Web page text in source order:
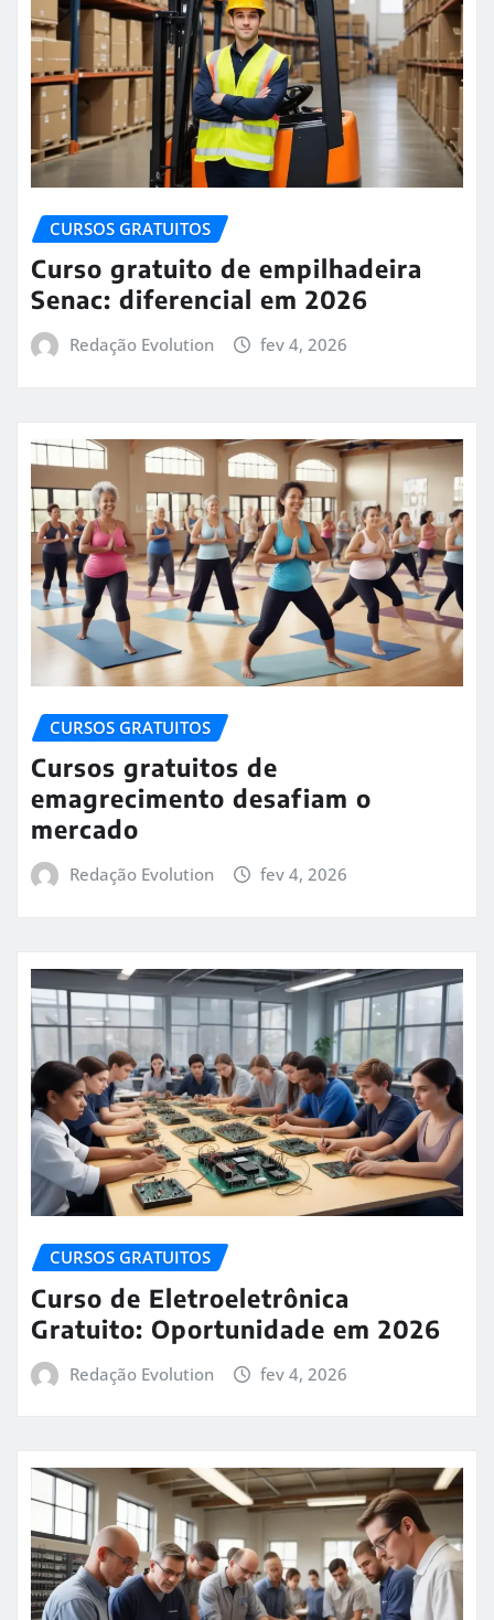
CURSOS GRATUITOS
Curso gratuito de empilhadeira
Senac: diferencial em 2026
Redação Evolution fev 4, 2026
CURSOS GRATUITOS
Cursos gratuitos de
emagrecimento desafiam o
mercado
Redação Evolution fev 4, 2026
CURSOS GRATUITOS
Curso de Eletroeletrônica
Gratuito: Oportunidade em 2026
Redação Evolution fev 4, 2026